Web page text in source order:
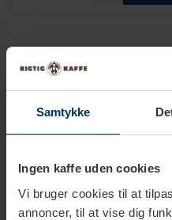
Samtykke
Ingen kaffe uden cookies
Vi bruger cookies til at
annoncer, til at vise dig
Kapacitet